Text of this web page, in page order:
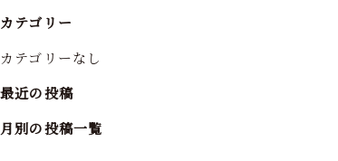
カテゴリー
カテゴリーなし
最近の投稿
月別の投稿一覧